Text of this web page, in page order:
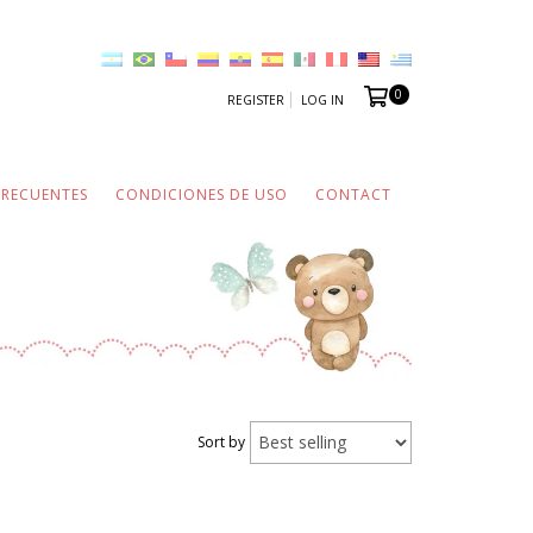
REGISTER LOG IN 0
CONDICIONES DE USO CONTACT
Sort by